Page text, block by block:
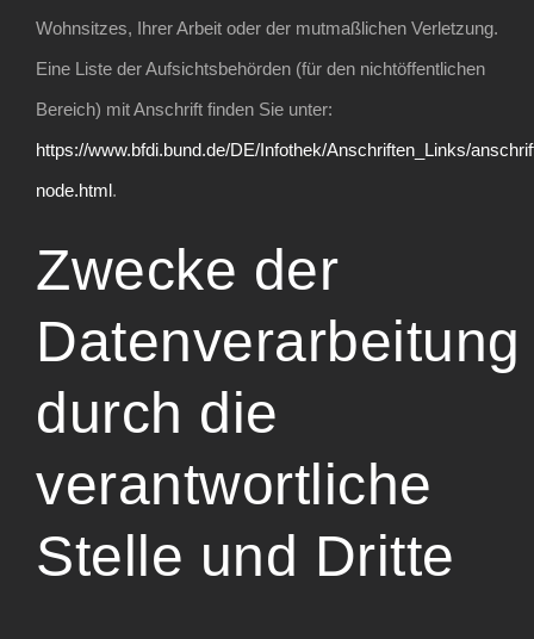
Wohnsitzes, Ihrer Arbeit oder der mutmaßlichen Verletzung.
Eine Liste der Aufsichtsbehörden (für den nichtöffentlichen
Bereich) mit Anschrift finden Sie unter:
https://www.bfdi.bund.de/DE/Infothek/Anschriften_Links/
node.html.
Zwecke der
Datenverarbeitung
durch die
verantwortliche
Stelle und Dritte